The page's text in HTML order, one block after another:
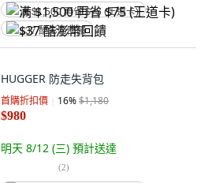
满 $1,500 再省 $75 (王道卡)
$37 酷澎幣回饋
HUGGER 防走失背包
首購折扣價 16%$1,180
$980
明天 8/12 (三) 預計送達
(2)